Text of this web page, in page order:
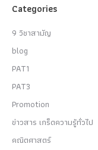
Categories
9 วิชาสามัญ
blog
PAT1
PAT3
Promotion
ข่าวสาร เกร็ดความรู้ทั่วไป
คณิตศาสตร์